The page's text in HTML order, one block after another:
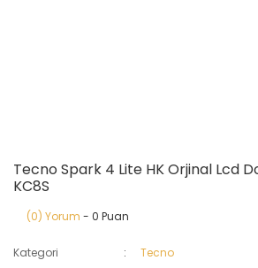
Tecno Spark 4 Lite HK Orjinal Lcd
KC8S
(0) Yorum - 0 Puan
Kategori
Tecno